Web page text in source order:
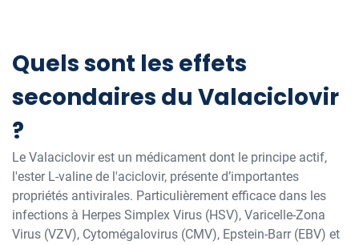
Quels sont les effets
secondaires du Valaciclovir
?
Le Valaciclovir est un médicament dont le principe actif,
l'ester L-valine de l'aciclovir, présente d’importantes
propriétés antivirales. Particulièrement efficace dans les
infections à Herpes Simplex Virus (HSV), Varicelle-Zona
Virus (VZV), Cytomégalovirus (CMV), Epstein-Barr (EBV) et